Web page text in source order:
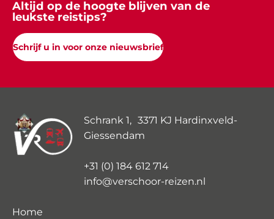
Altijd op de hoogte blijven van de
leukste reistips?
Schrijf u in voor onze nieuwsbrief
Schrank 1, 3371 KJ Hardinxveld-
Giessendam
+31 (0) 184 612 714
info@verschoor-reizen.nl
Home